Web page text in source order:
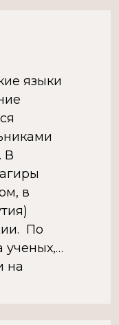
– 71
языки
В
в
По
на